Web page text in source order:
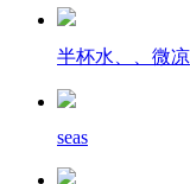
半杯水、、微凉
seas